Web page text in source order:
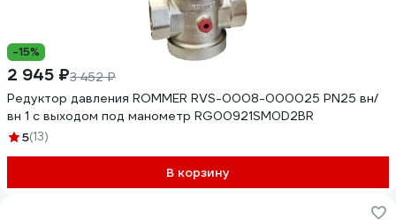
-15%
2 945 ₽3 452 ₽
Редуктор давления ROMMER RVS-0008-000025 PN25 вн/
вн 1 с выходом под манометр RG00921SM0D2BR
5(13)
В корзину